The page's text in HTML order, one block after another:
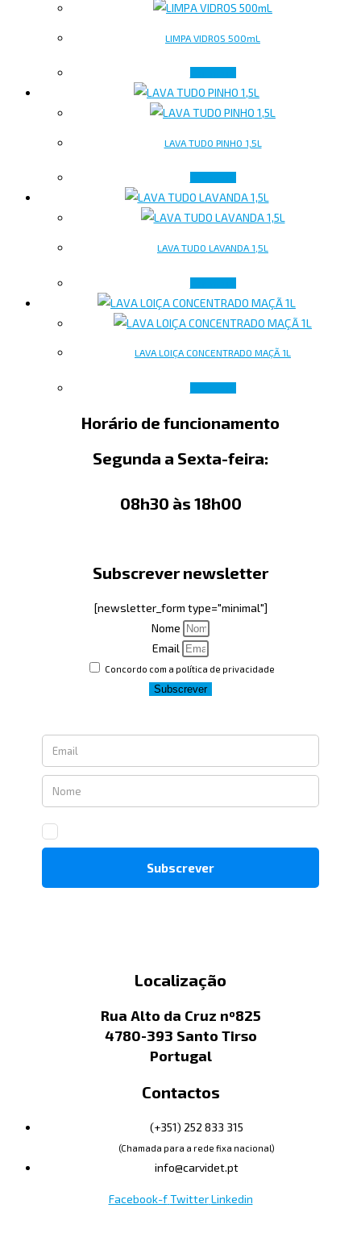
LIMPA VIDROS 500mL
LAVA TUDO PINHO 1,5L
LAVA TUDO LAVANDA 1,5L
LAVA LOIÇA CONCENTRADO MAÇÃ 1L
Horário de funcionamento
Segunda a Sexta-feira:
08h30 às 18h00
Subscrever newsletter
[newsletter_form type="minimal"]
Nome
Email
Concordo com a política de privacidade
Subscrever
Localização
Rua Alto da Cruz nº825
4780-393 Santo Tirso
Portugal
Contactos
(+351) 252 833 315
(Chamada para a rede fixa nacional)
info@carvidet.pt
Facebook-f Twitter Linkedin